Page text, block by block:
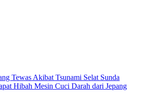
Tewas Akibat Tsunami Selat Sunda
Hibah Mesin Cuci Darah dari Jepang